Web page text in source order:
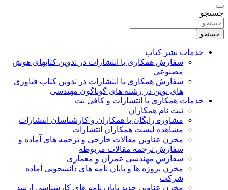
جستجو
جستجو
خدمات نشر کتاب
سفارش همکاری با انتشارات در تدوین کتابهای هوش
مصنوعی
سفارش همکاری با انتشارات در تدوین کتاب فناوری
های نوین در رشته های گوناگون مهندسی
خدمات همکاری با انتشارات و کافی نت
ثبت نام همکاران
مشاوره رایگان با همکاران و کارشناسان انتشارات
مشاهده لیست همکاران انتشارات
مخزن عناوین مقالات خارجی و ترجمه های آماده و
سفارش ترجمه مقالات مربوطه
سفارش مهندسی عمران و معماری
مخزن پروژه ها و پایان نامه های دانشجویی آماده
شرکت
مخزن عناوین جدید پایان نامه های کارشناسی ارشد